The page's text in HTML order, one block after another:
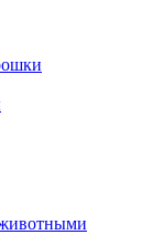
животными